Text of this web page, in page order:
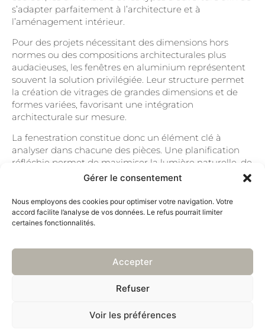
Gérer le consentement
Nous employons des cookies pour optimiser votre navigation. Votre
accord facilite l’analyse de vos données. Le refus pourrait limiter
certaines fonctionnalités.
Accepter
Refuser
Voir les préférences
s’adapter parfaitement à l’architecture et à
l’aménagement intérieur.
Pour des projets nécessitant des dimensions hors
normes ou des compositions architecturales plus
audacieuses, les fenêtres en aluminium représentent
souvent la solution privilégiée. Leur structure permet
la création de vitrages de grandes dimensions et de
formes variées, favorisant une intégration
architecturale sur mesure.
La fenestration constitue donc un élément clé à
analyser dans chacune des pièces. Une planification
réfléchie permet de maximiser la lumière naturelle, de
renforcer la connexion entre l’intérieur et l’extérieur et
environnement résidentiel, corporatif ou commercial.
Elle participe pleinement à l’identité architecturale
d’un bâtiment.
©2026 Reeves + Richard Designers. Tous droits réservés.
info@reevesricharddesigners.com